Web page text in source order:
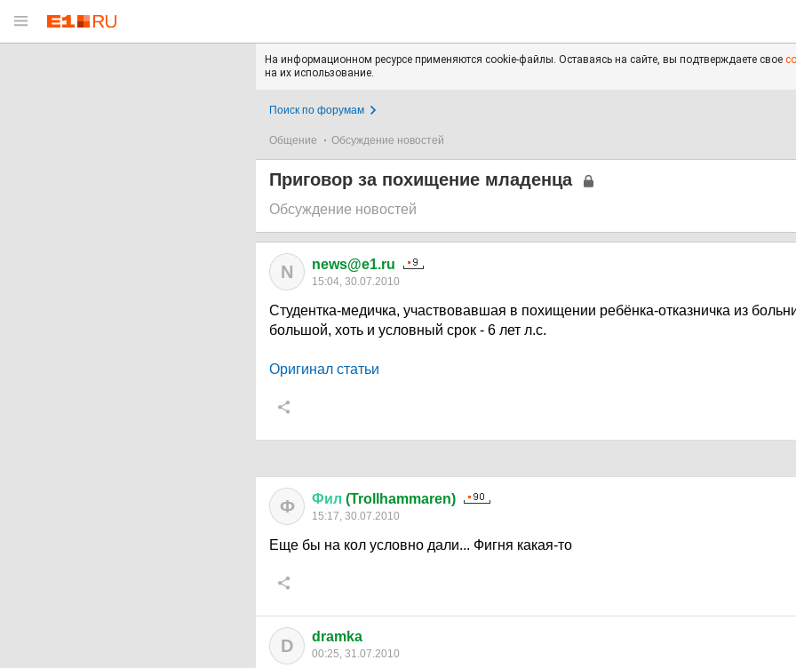
На информационном ресурсе применяются cookie-файлы. Оставаясь на сайте, вы подтверждаете свое
на их использование.
Поиск по форумам
Общение Обсуждение новостей
Приговор за похищение младенца
Обсуждение новостей
N news@e1.ru
15:04, 30.07.2010
Студентка-медичка, участвовавшая в похищении ребёнка-отказничка из
большой, хоть и условный срок - 6 лет л.с.
Оригинал статьи
Ф Фил (Trollhammaren)
15:17, 30.07.2010
Еще бы на кол условно дали... Фигня какая-то
D dramka
00:25, 31.07.2010